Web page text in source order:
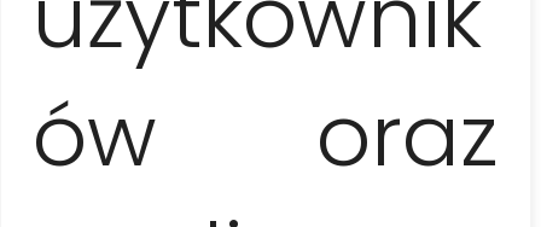
ów oraz
PENÍNSULA DE ZAPATA